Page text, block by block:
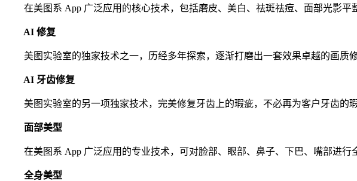
在美图系 App 广泛应用的核心技术，包括磨皮、美白、祛斑祛痘、面部光影平
AI 修复
美图实验室的独家技术之一，历经多年探索，逐渐打磨出一套效果卓越的画质修
AI 牙齿修复
美图实验室的另一项独家技术，完美修复牙齿上的瑕疵，不必再为客户牙齿的瑕
面部美型
在美图系 App 广泛应用的专业技术，可对脸部、眼部、鼻子、下巴、嘴部进行
全身美型